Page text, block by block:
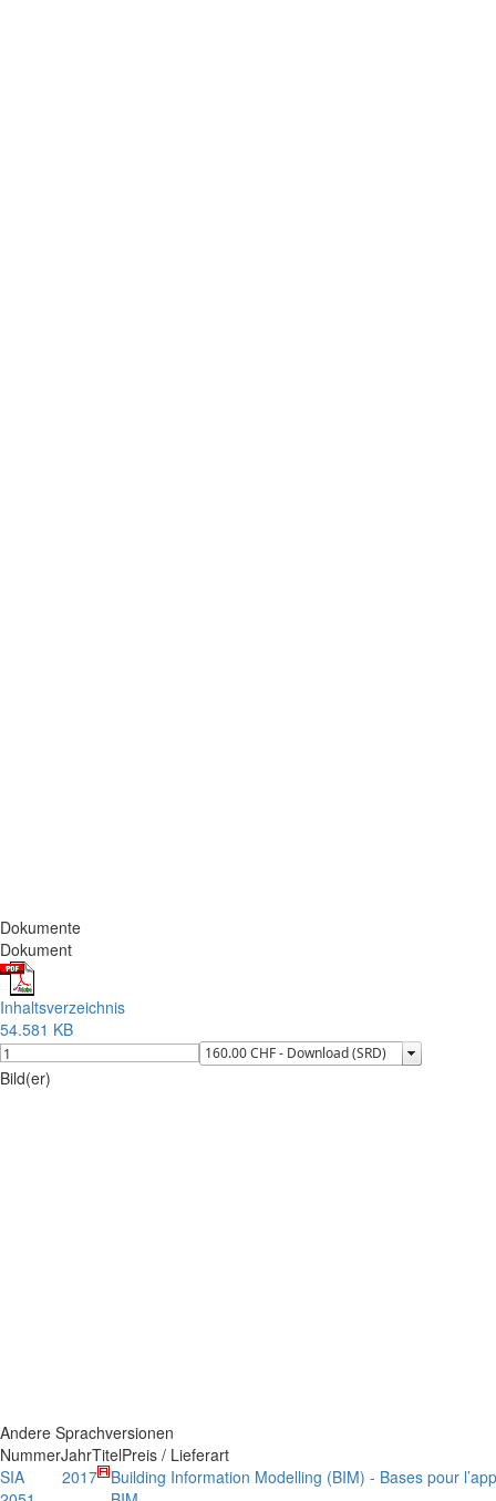
Dokumente
Dokument
Inhaltsverzeichnis
54.581 KB
Bild(er)
Andere Sprachversionen
NummerJahrTitelPreis / Lieferart
SIA
2017
Building Information Modelling (BIM) - Bases pour